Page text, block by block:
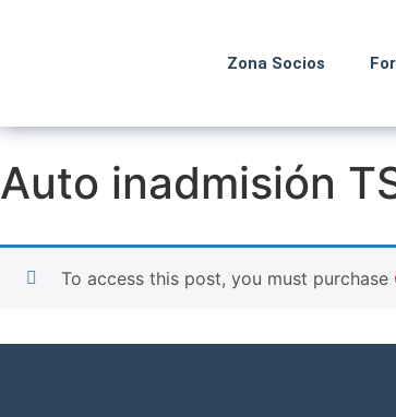
Zona Socios
Auto inadmisión
To access this post, you must purchase